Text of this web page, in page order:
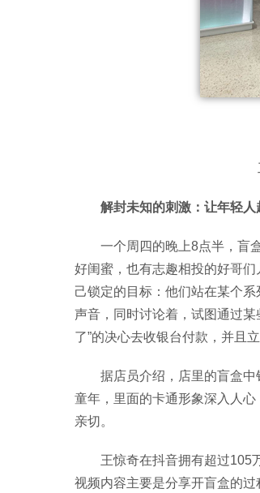
解封未知的刺激：让年轻人
一个周四的晚上8点半，盲
好闺蜜，也有志趣相投的好哥
己锁定的目标：他们站在某个
声音，同时讨论着，试图通过某
了”的决心去收银台付款，并且
据店员介绍，店里的盲盒
童年，里面的卡通形象深入人
亲切。
王惊奇在抖音拥有超过105
视频内容主要是分享开盲盒的